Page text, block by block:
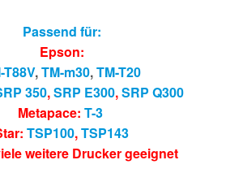
Passend für:
Epson:
T88V,TM-m30,TM-T20
350,SRP E300,SRP Q300
Metapace: T-3
TSP100,TSP143
weitere Drucker geeignet